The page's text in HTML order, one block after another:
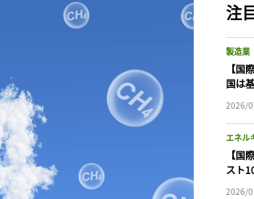
注
製造業
【国
国は
2026/
エネル
【国
スト
2026/